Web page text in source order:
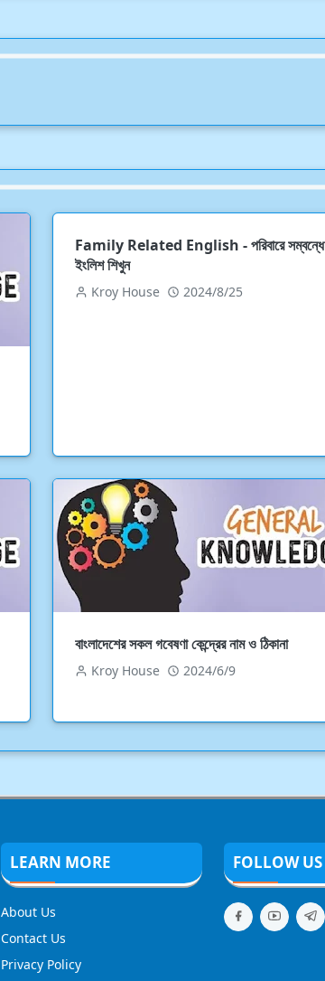
Family Related English - পরিবারে সম্বন্ধে
ইংলিশ শিখুন
Kroy House 2024/8/25
বাংলাদেশের সকল গবেষণা কেন্দ্রের নাম ও ঠিকানা
Kroy House 2024/6/9
LEARN MORE
About Us
Contact Us
Privacy Policy
FOLLOW US